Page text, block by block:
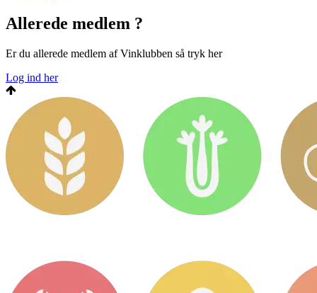
Allerede medlem ?
Er du allerede medlem af Vinklubben så tryk her
Log ind her